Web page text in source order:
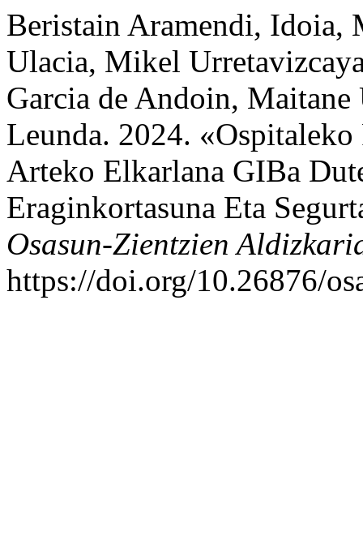
Beristain Aramendi, Idoia,
Ulacia, Mikel
Garcia de Andoin, Maitane
Leunda. 2024.
Arteko Elkarlana GIBa
Eraginkortasuna Eta
Osasun-Zientzien
https://doi.org/10.26876/